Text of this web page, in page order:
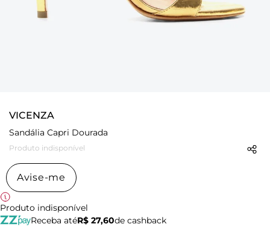
VICENZA
Sandália Capri Dourada
Produto indisponível
Avise-me
Produto indisponível
Receba atéR$ 27,60de cashback